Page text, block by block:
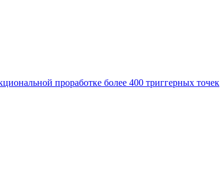
проработке более 400 триггерных точек